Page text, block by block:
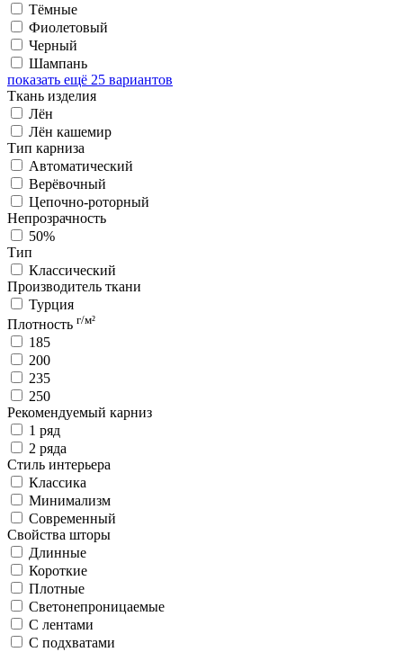
Тёмные
Фиолетовый
Черный
Шампань
показать ещё 25 вариантов
Ткань изделия
Лён
Лён кашемир
Тип карниза
Автоматический
Верёвочный
Цепочно-роторный
Непрозрачность
50%
Тип
Классический
Производитель ткани
Турция
Плотность г/м²
185
200
235
250
Рекомендуемый карниз
1 ряд
2 ряда
Стиль интерьера
Классика
Минимализм
Современный
Свойства шторы
Длинные
Короткие
Плотные
Светонепроницаемые
С лентами
С подхватами